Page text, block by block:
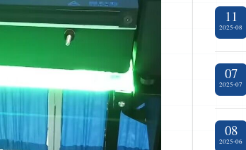
11
2025-08
07
2025-07
08
2025-06